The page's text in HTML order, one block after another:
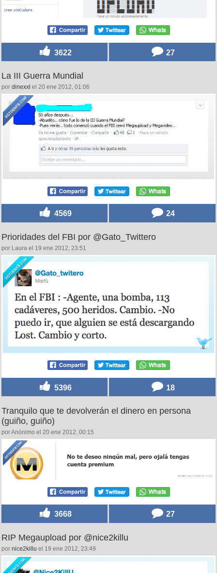
3622 27
La III Guerra Mundial
por dinexxl el 20 ene 2012, 01:06
4569 24
Prioridades del FBI por @Gato_Twittero
por Laura el 19 ene 2012, 23:51
5396 18
Tranquilo que te devolverán el dinero en persona
(guiño, guiño)
por Anónimo el 20 ene 2012, 00:15
3668 27
RIP Megaupload por @nice2killu
por nice2killu el 19 ene 2012, 23:49